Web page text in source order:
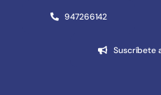
947266142
Suscríbete